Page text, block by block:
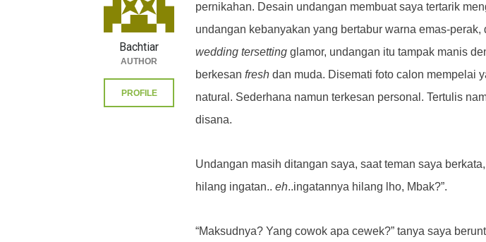
pernikahan. Desain undangan membuat saya tertarik
undangan kebanyakan yang bertabur warna emas-perak,
wedding tersetting glamor, undangan itu tampak manis
berkesan fresh dan muda. Disemati foto calon mempelai
natural. Sederhana namun terkesan personal. Tertulis
disana.
Undangan masih ditangan saya, saat teman saya berkata,
hilang ingatan.. eh..ingatannya hilang lho, Mbak?”.
“Maksudnya? Yang cowok apa cewek?” tanya saya
Bachtiar
AUTHOR
PROFILE